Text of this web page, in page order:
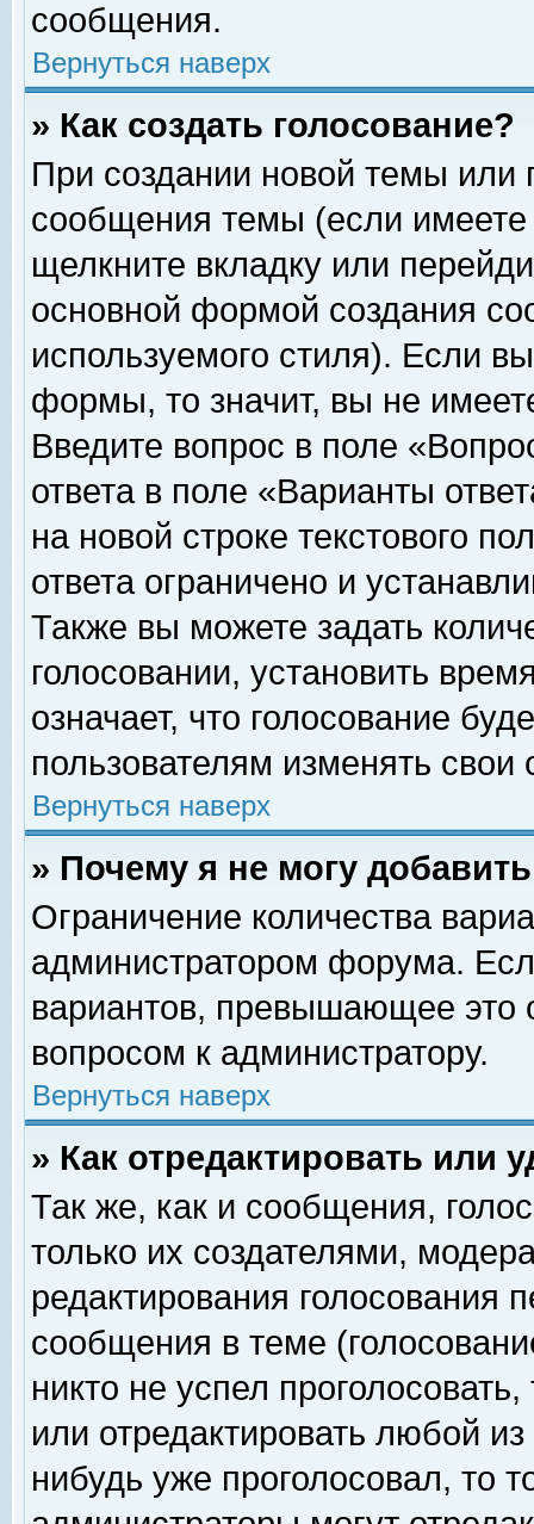
сообщения.
Вернуться наверх
» Как создать голосование?
При создании новой темы или
сообщения темы (если
щелкните вкладку или
основной формой создания
используемого стиля). Если
формы, то значит, вы не
Введите вопрос в поле
ответа в поле «Варианты
на новой строке текстового
ответа ограничено и
Также вы можете задать
голосовании, установить
означает, что голосование
пользователям изменять свои
Вернуться наверх
» Почему я не могу
Ограничение количества
администратором форума.
вариантов, превышающее это
вопросом к администратору.
Вернуться наверх
» Как отредактировать или
Так же, как и сообщения,
только их создателями,
редактирования голосования
сообщения в теме
никто не успел
или отредактировать любой
нибудь уже проголосовал, то